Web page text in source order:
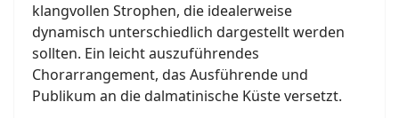
klangvollen Strophen, die idealerweise
dynamisch unterschiedlich dargestellt werden
sollten. Ein leicht auszuführendes
Chorarrangement, das Ausführende und
Publikum an die dalmatinische Küste versetzt.